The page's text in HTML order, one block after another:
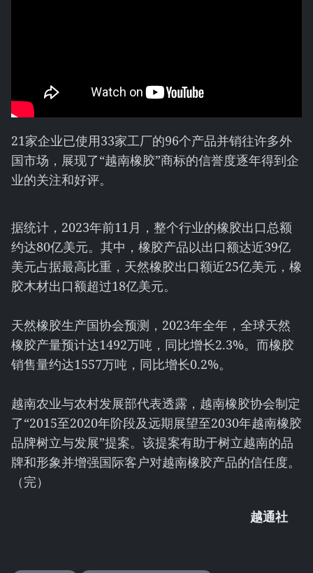
21家企业已使用33家工厂的96个产品并销往许多外
国市场，展现了“越南橡胶”商标的信誉度逐年得到企
业的关注和好评。
据统计，2023年前11月，整个行业的橡胶出口总额
约达80亿美元。其中，橡胶产品以出口额达近39亿
美元占据最高比重，天然橡胶出口额近25亿美元，橡
胶木材出口额超过18亿美元。
天然橡胶生产国协会预测，2023年全年，全球天然
橡胶产量预计达1492万吨，同比增长2.3%。而橡胶
销售量约达1557万吨，同比增长0.2%。
越南农业与农村发展部代表透露，越南橡胶协会制定
了“2015至2020年阶段及远期展望至2030年越南橡胶
品牌树立与发展”提案。该提案有助于树立越南的品
牌和形象并增强国际客户对越南橡胶产品的信任度。
（完）
越通社